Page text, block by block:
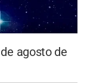
agosto de